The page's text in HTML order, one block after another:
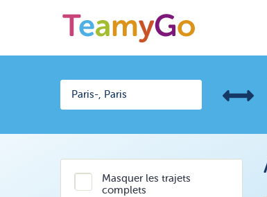
Masquer les trajets
complets